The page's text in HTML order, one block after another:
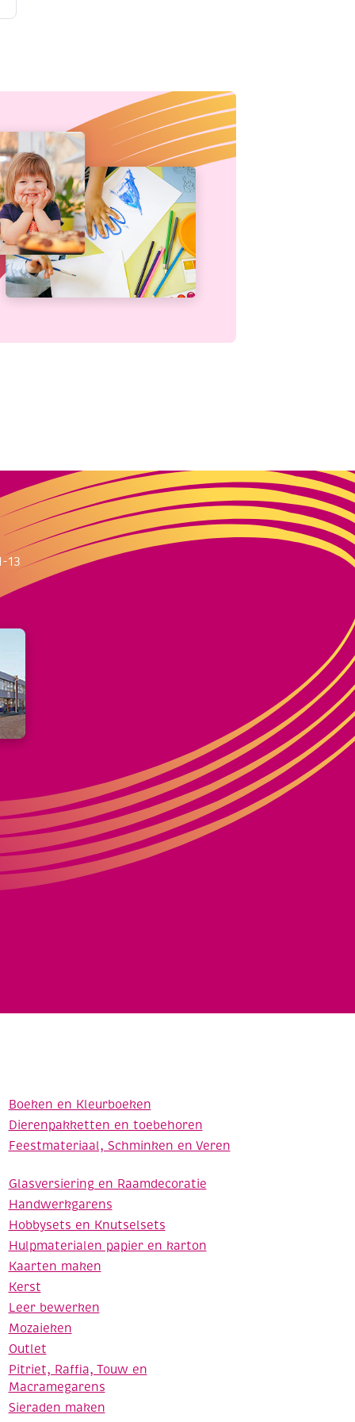
13
Boeken en Kleurboeken
Dierenpakketten en toebehoren
Feestmateriaal, Schminken en Veren
Glasversiering en Raamdecoratie
Handwerkgarens
Hobbysets en Knutselsets
Hulpmaterialen papier en karton
Kaarten maken
Kerst
Leer bewerken
Mozaieken
Outlet
Pitriet, Raffia, Touw en
Macramegarens
Sieraden maken